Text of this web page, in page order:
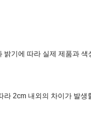
밝기에 따라 실제 제품과 색
라 2cm 내외의 차이가 발생